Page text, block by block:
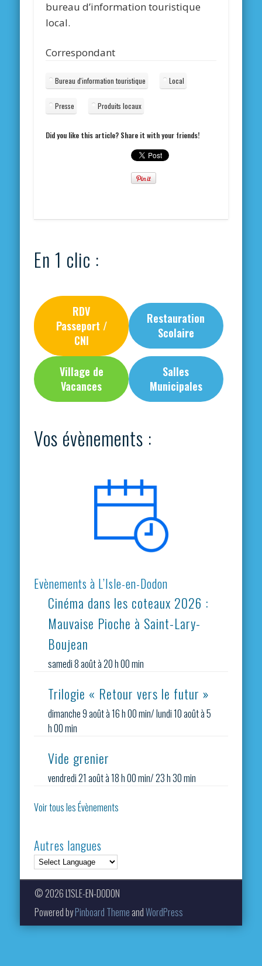
bureau d’information touristique
local.
Correspondant
Bureau d'information touristique Local
Presse Produits locaux
Did you like this article? Share it with your friends!
En 1 clic :
RDV
Passeport /
CNI
Restauration
Scolaire
Village de
Vacances
Salles
Municipales
Vos évènements :
Evènements à L’Isle-en-Dodon
Cinéma dans les coteaux 2026 :
Mauvaise Pioche à Saint-Lary-
Boujean
samedi 8 août à 20 h 00 min
Trilogie « Retour vers le futur »
dimanche 9 août à 16 h 00 min/lundi 10 août à 5
h 00 min
Vide grenier
vendredi 21 août à 18 h 00 min/23 h 30 min
Voir tous les Évènements
Autres langues
© 2026 L'ISLE-EN-DODON
Powered byPinboard Theme andWordPress